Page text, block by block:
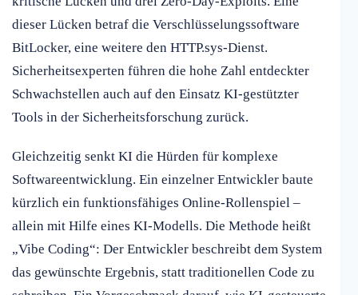
dieser Lücken betraf die Verschlüsselungssoftware
BitLocker, eine weitere den HTTP.sys-Dienst.
Sicherheitsexperten führen die hohe Zahl entdeckter
Schwachstellen auch auf den Einsatz KI-gestützter
Tools in der Sicherheitsforschung zurück.
Gleichzeitig senkt KI die Hürden für komplexe
Softwareentwicklung. Ein einzelner Entwickler baute
kürzlich ein funktionsfähiges Online-Rollenspiel –
allein mit Hilfe eines KI-Modells. Die Methode heißt
„Vibe Coding“: Der Entwickler beschreibt dem System
das gewünschte Ergebnis, statt traditionellen Code zu